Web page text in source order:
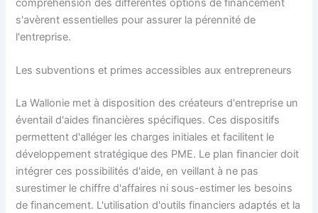
compréhension des différentes options de financement
s'avèrent essentielles pour assurer la pérennité de
l'entreprise.
Les subventions et primes accessibles aux entrepreneurs
La Wallonie met à disposition des créateurs d'entreprise un
éventail d'aides financières spécifiques. Ces dispositifs
permettent d'alléger les charges initiales et facilitent le
développement stratégique des PME. Le plan financier doit
intégrer ces possibilités d'aide, en veillant à ne pas
surestimer le chiffre d'affaires ni sous-estimer les besoins
de financement. L'utilisation d'outils financiers adaptés et la